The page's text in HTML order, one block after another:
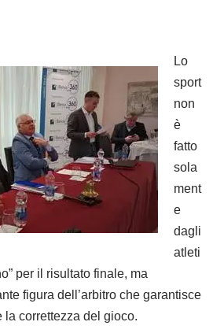
Lo
sport
non
è
fatto
sola
ment
e
dagli
atleti
per il risultato finale, ma
figura dell’arbitro che garantisce
correttezza del gioco.